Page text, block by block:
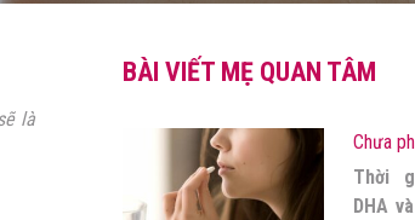
là
BÀI VIẾT MẸ QUAN TÂM
Chưa
Thời
DHA